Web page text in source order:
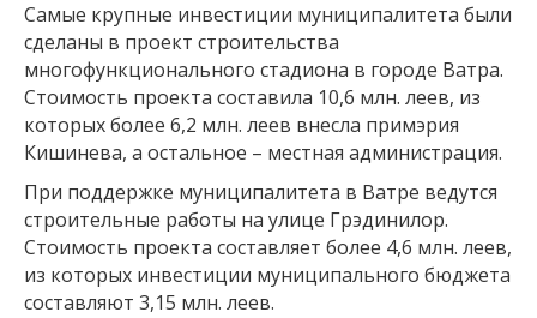
Самые крупные инвестиции муниципалитета были
сделаны в проект строительства
многофункционального стадиона в городе Ватра.
Стоимость проекта составила 10,6 млн. леев, из
которых более 6,2 млн. леев внесла примэрия
Кишинева, а остальное – местная администрация.
При поддержке муниципалитета в Ватре ведутся
строительные работы на улице Грэдинилор.
Стоимость проекта составляет более 4,6 млн. леев,
из которых инвестиции муниципального бюджета
составляют 3,15 млн. леев.